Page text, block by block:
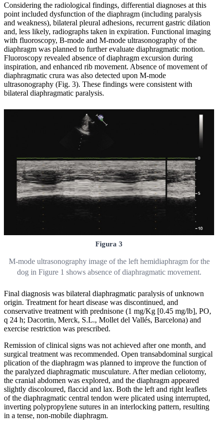
Considering the radiological findings, differential diagnoses at this
point included dysfunction of the diaphragm (including paralysis
and weakness), bilateral pleural adhesions, recurrent gastric dilation
and, less likely, radiographs taken in expiration. Functional imaging
with fluoroscopy, B-mode and M-mode ultrasonography of the
diaphragm was planned to further evaluate diaphragmatic motion.
Fluoroscopy revealed absence of diaphragm excursion during
inspiration, and enhanced rib movement. Absence of movement of
diaphragmatic crura was also detected upon M-mode
ultrasonography (Fig. 3). These findings were consistent with
bilateral diaphragmatic paralysis.
Figura 3
M-mode ultrasonography image of the left hemidiaphragm for the
dog in Figure 1 shows absence of diaphragmatic movement.
Final diagnosis was bilateral diaphragmatic paralysis of unknown
origin. Treatment for heart disease was discontinued, and
conservative treatment with prednisone (1 mg/Kg [0.45 mg/lb], PO,
q 24 h; Dacortin, Merck, S.L., Mollet del Vallés, Barcelona) and
exercise restriction was prescribed.
Remission of clinical signs was not achieved after one month, and
surgical treatment was recommended. Open transabdominal surgical
plication of the diaphragm was planned to improve the function of
the paralyzed diaphragmatic musculature. After median celiotomy,
the cranial abdomen was explored, and the diaphragm appeared
slightly discoloured, flaccid and lax. Both the left and right leaflets
of the diaphragmatic central tendon were plicated using interrupted,
inverting polypropylene sutures in an interlocking pattern, resulting
in a tense, non-mobile diaphragm.